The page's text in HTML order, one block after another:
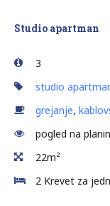
Studio apartman
3
studio
grejanje,
pogled na
22m²
2 Krevet za